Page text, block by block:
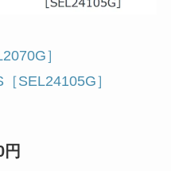
］
［SEL24105G］